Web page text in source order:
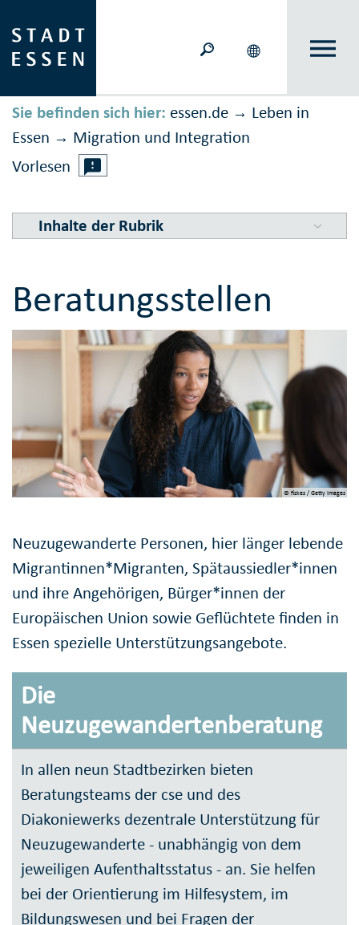
Sie befinden sich hier: essen.de → Leben in
Essen → Migration und Inte­gration
Vorlesen
Inhalte der Rubrik
Beratungsstellen
© fizkes / Getty Images
Neuzugewanderte Personen, hier länger lebende
Migrantinnen*Migranten, Spätaussiedler*innen
und ihre Angehörigen, Bürger*innen der
Europäischen Union sowie Geflüchtete finden in
Essen spezielle Unterstützungsangebote.
Die
Neuzugewandertenberatung
In allen neun Stadtbezirken bieten
Beratungsteams der cse und des
Diakoniewerks dezentrale Unterstützung für
Neuzugewanderte - unabhängig von dem
jeweiligen Aufenthaltsstatus - an. Sie helfen
bei der Orientierung im Hilfesystem, im
Bildungswesen und bei Fragen der